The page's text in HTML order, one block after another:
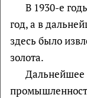
В 1930-е
год, а в
здесь было
золота.
Дальнейшее